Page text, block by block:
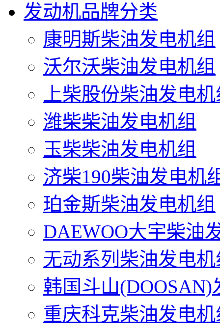
发动机品牌分类
康明斯柴油发电机组
沃尔沃柴油发电机组
上柴股份柴油发电
潍柴柴油发电机组
玉柴柴油发电机组
济柴190柴油发电机
珀金斯柴油发电机组
DAEWOO大宇柴油
无动系列柴油发电机
韩国斗山(DOOSAN)
重庆科克柴油发电机